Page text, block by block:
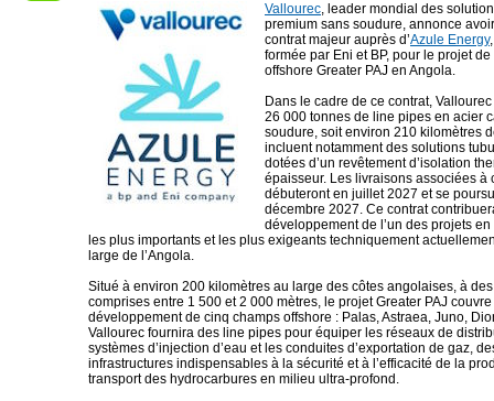
Vallourec, leader mondial des
premium sans soudure, annonce
contrat majeur auprès d’Azule Energy
formée par Eni et BP, pour le projet
offshore Greater PAJ en Angola.
Dans le cadre de ce contrat,
26 000 tonnes de line pipes en acier
soudure, soit environ 210 kilomètres
incluent notamment des solutions
dotées d’un revêtement d’isolation
épaisseur. Les livraisons associées à
débuteront en juillet 2027 et se
décembre 2027. Ce contrat
développement de l’un des projets
les plus importants et les plus exigeants techniquement
large de l’Angola.
Situé à environ 200 kilomètres au large des côtes angolaises, à
comprises entre 1 500 et 2 000 mètres, le projet Greater PAJ
développement de cinq champs offshore : Palas, Astraea, Juno,
Vallourec fournira des line pipes pour équiper les réseaux de
systèmes d’injection d’eau et les conduites d’exportation de gaz,
infrastructures indispensables à la sécurité et à l’efficacité de la
transport des hydrocarbures en milieu ultra-profond.